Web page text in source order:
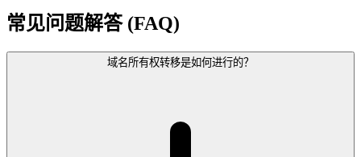
常见问题解答 (FAQ)
域名所有权转移是如何进行的？